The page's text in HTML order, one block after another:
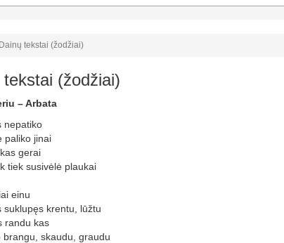
Dainų tekstai (žodžiai)
tekstai (žodžiai)
– Arbata
nepatiko
paliko jinai
gerai
tiek susivėlė plaukai
einu
suklupęs krentu, lūžtu
randu kas
brangu, skaudu, graudu